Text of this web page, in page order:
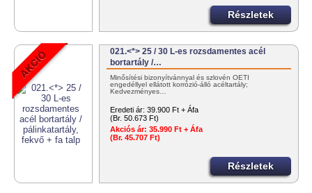
Részletek
021.<*> 25 / 30 L-es rozsdamentes acél
bortartály /…
Minősítési bizonyítvánnyal és szlovén OÉTI
engedéllyel ellátott korrózió-álló acéltartály;
Kedvezményes…
Eredeti ár: 39.900 Ft + Áfa
(Br. 50.673 Ft)
Akciós ár: 35.990 Ft + Áfa
(Br. 45.707 Ft)
Részletek